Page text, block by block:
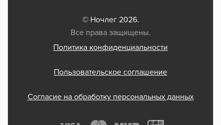
© Ночлег 2026.
Все права защищены.
Политика конфиденциальности
Пользовательское соглашение
Согласие на обработку персональных данных